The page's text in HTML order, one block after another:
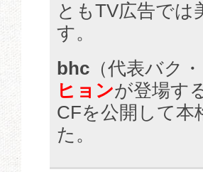
ともTV広告では
す。
bhc （代表バク
ヒョンが登場す
CFを公開して本
た。